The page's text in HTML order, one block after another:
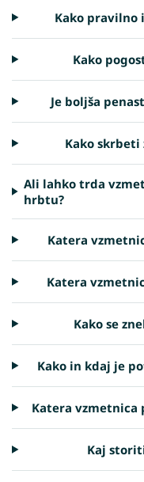
Kako pravilno
Kako
Je boljša
Kako skrbeti
Ali lahko trda
hrbtu?
Katera
Katera
Kako se
Kako in kdaj je
Katera vzmetnica
Kaj